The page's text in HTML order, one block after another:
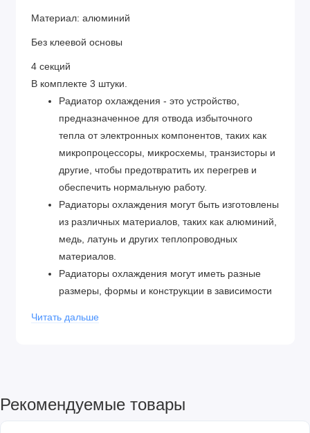
Материал: алюминий
Без клеевой основы
4 секций
В комплекте 3 штуки.
Радиатор охлаждения - это устройство,
предназначенное для отвода избыточного
тепла от электронных компонентов, таких как
микропроцессоры, микросхемы, транзисторы и
другие, чтобы предотвратить их перегрев и
обеспечить нормальную работу.
Радиаторы охлаждения могут быть изготовлены
из различных материалов, таких как алюминий,
медь, латунь и других теплопроводных
материалов.
Радиаторы охлаждения могут иметь разные
размеры, формы и конструкции в зависимости
Радиаторы охлаждения могут использоваться в
охлаждении электронных компонентов.
Читать дальше
Рекомендуемые товары